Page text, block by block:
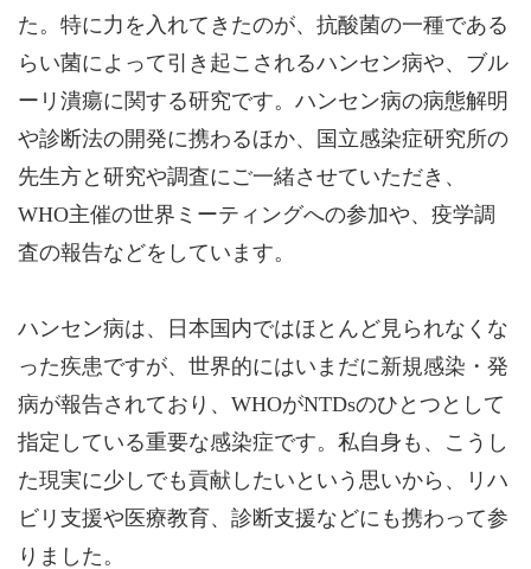
た。特に力を入れてきたのが、抗酸菌の一種である
らい菌によって引き起こされるハンセン病や、ブル
ーリ潰瘍に関する研究です。ハンセン病の病態解明
や診断法の開発に携わるほか、国立感染症研究所の
先生方と研究や調査にご一緒させていただき、
WHO主催の世界ミーティングへの参加や、疫学調
査の報告などをしています。
ハンセン病は、日本国内ではほとんど見られなくな
った疾患ですが、世界的にはいまだに新規感染・発
病が報告されており、WHOがNTDsのひとつとして
指定している重要な感染症です。私自身も、こうし
た現実に少しでも貢献したいという思いから、リハ
ビリ支援や医療教育、診断支援などにも携わって参
りました。